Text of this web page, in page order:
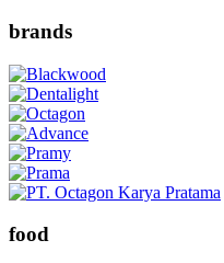
brands
food